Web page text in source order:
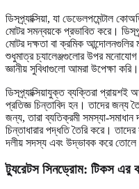
ডিসপ্র্যাক্সিয়া, যা ডেভেলপমেন্টাল
মোটর সমন্বয়কে প্রভাবিত করে।
মোটর দক্ষতা বা ক্রমিক
শুধুমাত্র চ্যালেঞ্জগুলোর উপর
জ্ঞানীয় সুবিধাগুলো আমরা উপেক্ষা করি।
ডিসপ্র্যাক্সিয়াযুক্ত ব্যক্তিরা
প্রতিজ্ঞ চিন্তাবিদ হন। তাদের জন্য
জন্য, তারা ব্যতিক্রমী সমস্যা-
চিন্তাধারার পদ্ধতি তৈরি করে।
দলীয় সদস্য এবং উদ্ভাবক করে
ট্যুরেটস সিনড্রোম: টিকস এর